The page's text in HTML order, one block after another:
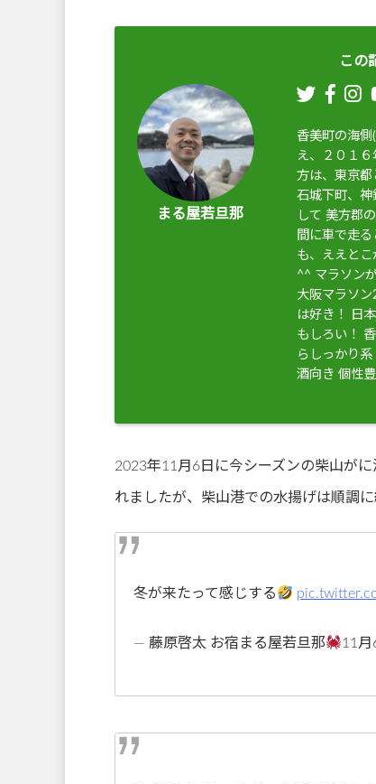
この
まる屋若旦那
香美町の海
え、２０１
方は、東京
石城下町、
して 美方郡
間に車で走
も、ええと
^^ マラソン
大阪マラソ
は好き！ 日
もしろい！
らしっかり
酒向き 個性
2023年11月6日に今シーズンの柴山が
れましたが、柴山港での水揚げは順調に
冬が来たって感じする
— 藤原啓太 お宿まる屋若旦那 11月